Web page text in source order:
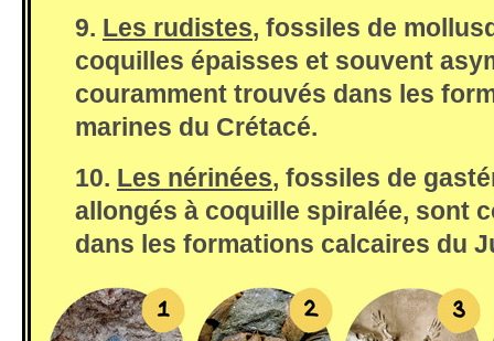
9. Les rudistes, fossiles de
coquilles épaisses et souvent
couramment trouvés dans les
marines du Crétacé.
10. Les nérinées, fossiles de
allongés à coquille spiralée, sont
dans les formations calcaires du